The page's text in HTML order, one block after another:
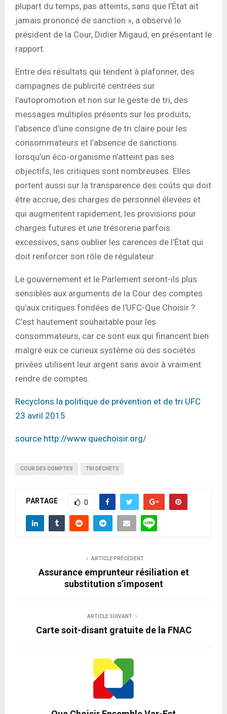
plupart du temps, pas atteints, sans que l’État ait
jamais prononcé de sanction », a observé le
président de la Cour, Didier Migaud, en présentant le
rapport.
Entre des résultats qui tendent à plafonner, des
campagnes de publicité centrées sur
l’autopromotion et non sur le geste de tri, des
messages multiples présents sur les produits,
l’absence d’une consigne de tri claire pour les
consommateurs et l’absence de sanctions
lorsqu’un éco-organisme n’atteint pas ses
objectifs, les critiques sont nombreuses. Elles
portent aussi sur la transparence des coûts qui doit
être accrue, des charges de personnel élevées et
qui augmentent rapidement, les provisions pour
charges futures et une trésorerie parfois
excessives, sans oublier les carences de l’État qui
doit renforcer son rôle de régulateur.
Le gouvernement et le Parlement seront-ils plus
sensibles aux arguments de la Cour des comptes
qu’aux critiques fondées de l’UFC-Que Choisir ?
C’est hautement souhaitable pour les
consommateurs, car ce sont eux qui financent bien
malgré eux ce curieux système où des sociétés
privées utilisent leur argent sans avoir à vraiment
rendre de comptes.
Recyclons la politique de prévention et de tri UFC
23 avril 2015
source http://www.quechoisir.org/
COUR DES COMPTES TRI DÉCHETS
PARTAGE 0
ARTICLE PRÉCÉDENT
Assurance emprunteur résiliation et
substitution s’imposent
ARTICLE SUIVANT
Carte soit-disant gratuite de la FNAC